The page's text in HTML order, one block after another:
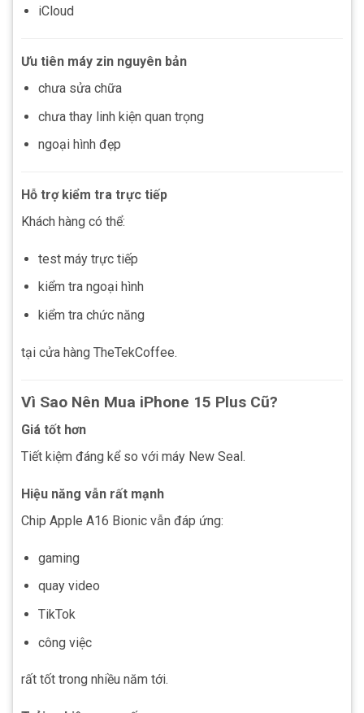
iCloud
Ưu tiên máy zin nguyên bản
chưa sửa chữa
chưa thay linh kiện quan trọng
ngoại hình đẹp
Hỗ trợ kiểm tra trực tiếp
Khách hàng có thể:
test máy trực tiếp
kiểm tra ngoại hình
kiểm tra chức năng
tại cửa hàng TheTekCoffee.
Vì Sao Nên Mua iPhone 15 Plus Cũ?
Giá tốt hơn
Tiết kiệm đáng kể so với máy New Seal.
Hiệu năng vẫn rất mạnh
Chip Apple A16 Bionic vẫn đáp ứng:
gaming
quay video
TikTok
công việc
rất tốt trong nhiều năm tới.